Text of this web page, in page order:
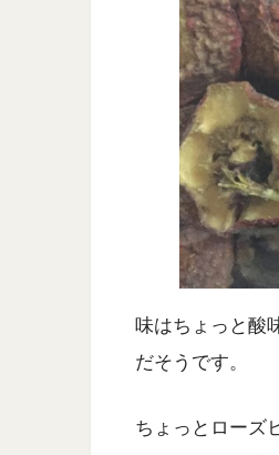
味はちょっと酸
だそうです。
ちょっとローズ